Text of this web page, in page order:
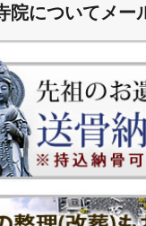
院についてメー